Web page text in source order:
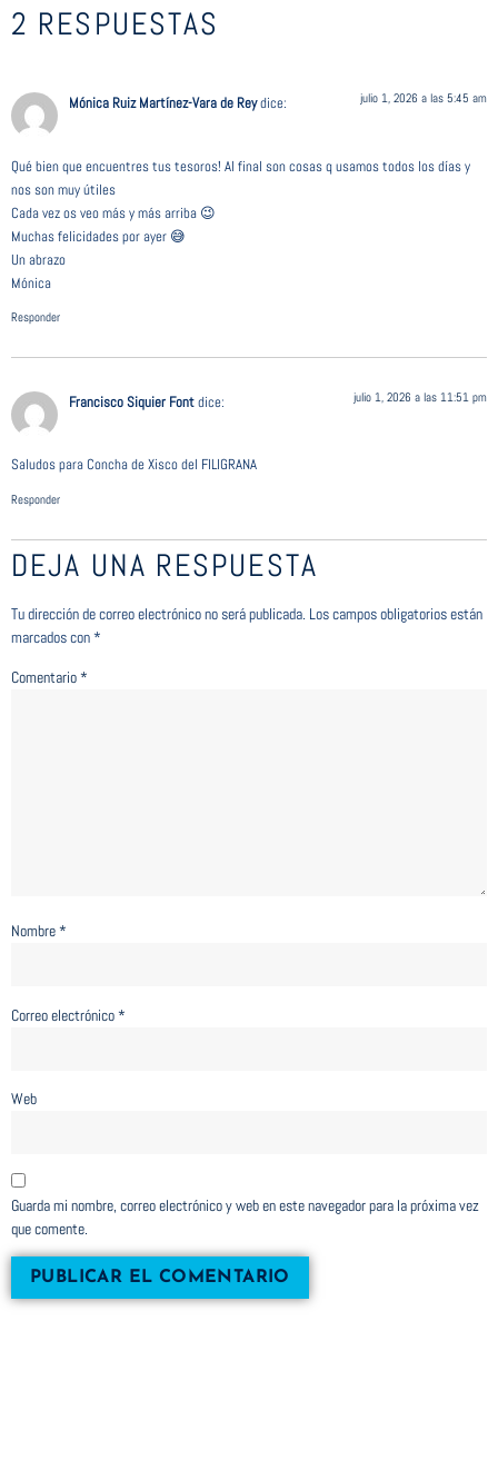
2 RESPUESTAS
Mónica Ruiz Martínez-Vara de Reydice: julio 1, 2026 a las 5:45 am
Qué bien que encuentres tus tesoros! Al final son cosas q usamos todos los días y
nos son muy útiles
Cada vez os veo más y más arriba 😉
Muchas felicidades por ayer 😅
Un abrazo
Mónica
Responder
Francisco Siquier Fontdice: julio 1, 2026 a las 11:51 pm
Saludos para Concha de Xisco del FILIGRANA
Responder
DEJA UNA RESPUESTA
Tu dirección de correo electrónico no será publicada. Los campos obligatorios están
marcados con*
Comentario*
Nombre*
Correo electrónico*
Web
Guarda mi nombre, correo electrónico y web en este navegador para la próxima vez
que comente.